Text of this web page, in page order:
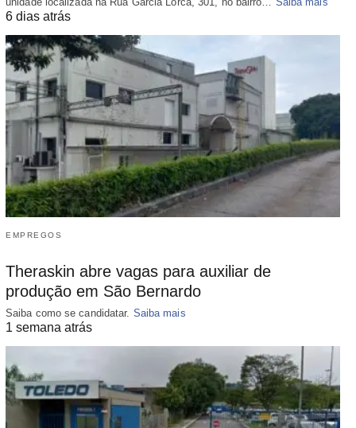
6 dias atrás
EMPREGOS
Theraskin abre vagas para auxiliar de
produção em São Bernardo
Saiba como se candidatar. Saiba mais
1 semana atrás